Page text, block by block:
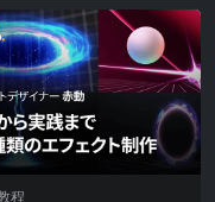
程